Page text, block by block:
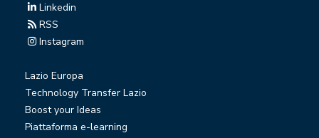
Linkedin
RSS
Instagram
Lazio Europa
Technology Transfer Lazio
Boost your Ideas
Piattaforma e-learning